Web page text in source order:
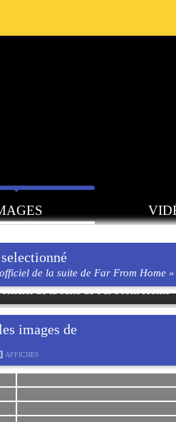
de la suite de Far From Home »
de la suite de Far From Home
images de
AFFICHES